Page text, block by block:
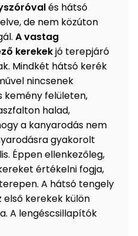
és hátsó
de nem közúton
A vastag
kerekekjó terepjáró
Mindkét hátsó kerék
nincsenek
kemény felületen,
halad,
a kanyarodás nem
gyakorolt
Éppen ellenkezőleg,
értékelni fogja,
A hátsó tengely
kerekek külön
A lengéscsillapítók